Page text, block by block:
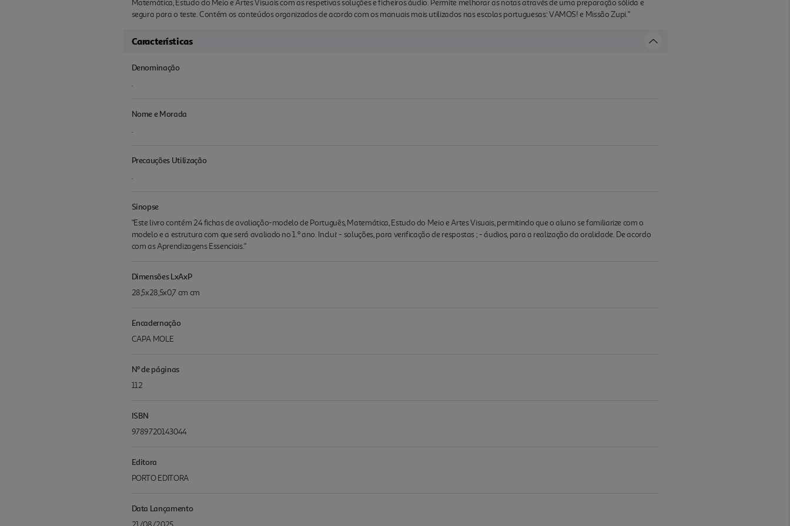
Matemática, Estudo do Meio e Artes Visuais com as respetivas soluções e ficheiros áudio. Permite melhorar as notas através de uma preparação sólida e
segura para o teste. Contém os conteúdos organizados de acordo com os manuais mais utilizados nas escolas portuguesas: VAMOS! e Missão Zupi."
Características
Denominação
.
Nome e Morada
.
Precauções Utilização
.
Sinopse
"Este livro contém 24 fichas de avaliação-modelo de Português, Matemática, Estudo do Meio e Artes Visuais, permitindo que o aluno se familiarize com o
modelo e a estrutura com que será avaliado no 1.º ano. Inclui: - soluções, para verificação de respostas ; - áudios, para a realização da oralidade. De acordo
com as Aprendizagens Essenciais."
Dimensões LxAxP
28,5x28,5x0,7 cm cm
Encadernação
CAPA MOLE
Nº de páginas
112
ISBN
9789720143044
Editora
PORTO EDITORA
Data Lançamento